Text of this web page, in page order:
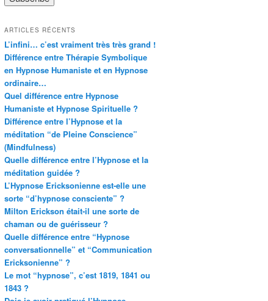
ARTICLES RÉCENTS
L’infini… c’est vraiment très très grand !
Différence entre Thérapie Symbolique
en Hypnose Humaniste et en Hypnose
ordinaire…
Quel différence entre Hypnose
Humaniste et Hypnose Spirituelle ?
Différence entre l’Hypnose et la
méditation “de Pleine Conscience”
(Mindfulness)
Quelle différence entre l’Hypnose et la
méditation guidée ?
L’Hypnose Ericksonienne est-elle une
sorte “d’hypnose consciente” ?
Milton Erickson était-il une sorte de
chaman ou de guérisseur ?
Quelle différence entre “Hypnose
conversationnelle” et “Communication
Ericksonienne” ?
Le mot “hypnose”, c’est 1819, 1841 ou
1843 ?